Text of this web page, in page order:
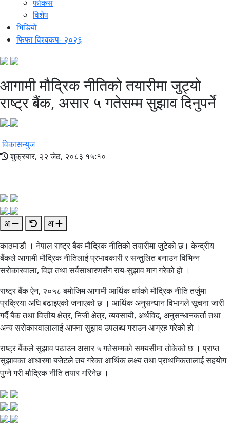
फोकस
विशेष
भिडियो
फिफा विश्वकप- २०२६
आगामी मौद्रिक नीतिको तयारीमा जुट्यो
राष्ट्र बैंक, असार ५ गतेसम्म सुझाव दिनुपर्ने
विकासन्युज
शुक्रबार, २२ जेठ, २०८३ १५:१०
अ
अ
काठमाडौं । नेपाल राष्ट्र बैंक मौद्रिक नीतिको तयारीमा जुटेको छ। केन्द्रीय
बैंकले आगामी मौद्रिक नीतिलाई प्रभावकारी र सन्तुलित बनाउन विभिन्न
सरोकारवाला, विज्ञ तथा सर्वसाधारणसँग राय-सुझाव माग गरेको हो ।
राष्ट्र बैंक ऐन, २०५८ बमोजिम आगामी आर्थिक वर्षको मौद्रिक नीति तर्जुमा
प्रक्रिया अघि बढाइएको जनाएको छ । आर्थिक अनुसन्धान विभागले सूचना जारी
गर्दै बैंक तथा वित्तीय क्षेत्र, निजी क्षेत्र, व्यवसायी, अर्थविद्, अनुसन्धानकर्ता तथा
अन्य सरोकारवालालाई आफ्ना सुझाव उपलब्ध गराउन आग्रह गरेको हो ।
राष्ट्र बैंकले सुझाव पठाउन असार ५ गतेसम्मको समयसीमा तोकेको छ । प्राप्त
सुझावका आधारमा बजेटले तय गरेका आर्थिक लक्ष्य तथा प्राथमिकतालाई सहयोग
पुग्ने गरी मौद्रिक नीति तयार गरिनेछ ।